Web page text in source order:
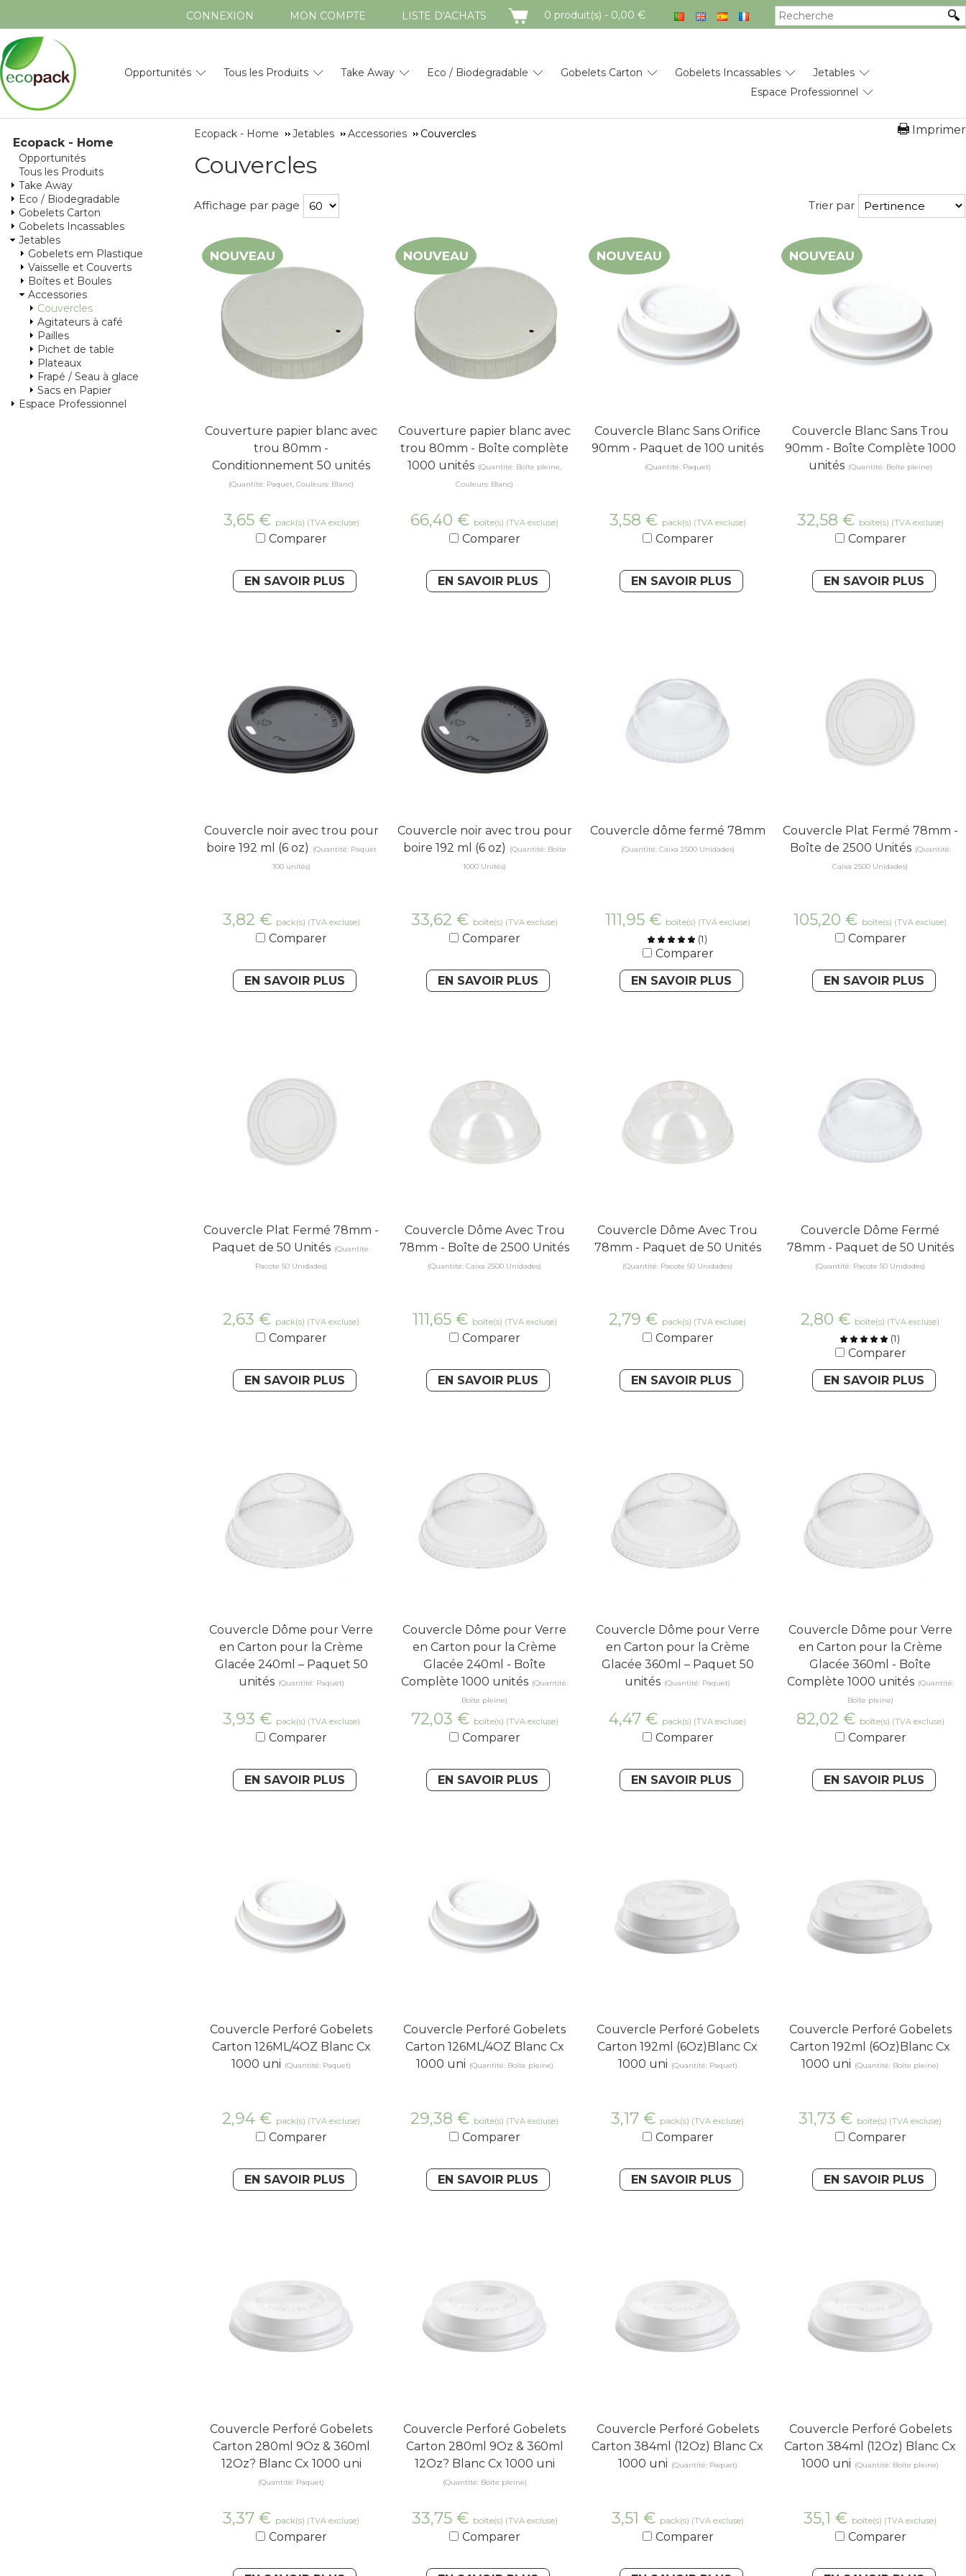
CONNEXION MON COMPTE LISTE D'ACHATS PANIER
0 produit(s) - 0,00 €
Opportunités Tous les Produits Take Away Eco / Biodegradable Gobelets Carton Gobelets Incassables
Jetables
Espace Professionnel
Ecopack - Home
Opportunités
Tous les Produits
Take Away
Eco / Biodegradable
Gobelets Carton
Gobelets Incassables
Jetables
Gobelets em Plastique
Vaisselle et Couverts
Boítes et Boules
Accessories
Couvercles
Agitateurs à café
Pailles
Pichet de table
Plateaux
Frapé / Seau à glace
Sacs en Papier
Espace Professionnel
Imprimer
Ecopack - Home Jetables Accessories Couvercles
Couvercles
Affichage par page Trier par
NOUVEAU
Couverture papier blanc avec
trou 80mm -
Conditionnement 50 unités
(Quantité: Paquet, Couleurs: Blanc)
3,65 € pack(s) (TVA excluse)
Comparer
EN SAVOIR PLUS
NOUVEAU
Couverture papier blanc avec
trou 80mm - Boîte complète
1000 unités (Quantité: Boîte pleine,
Couleurs: Blanc)
66,40 € boîte(s) (TVA excluse)
Comparer
EN SAVOIR PLUS
NOUVEAU
Couvercle Blanc Sans Orifice
90mm - Paquet de 100 unités
(Quantité: Paquet)
3,58 € pack(s) (TVA excluse)
Comparer
EN SAVOIR PLUS
NOUVEAU
Couvercle Blanc Sans Trou
90mm - Boîte Complète 1000
unités (Quantité: Boîte pleine)
32,58 € boîte(s) (TVA excluse)
Comparer
EN SAVOIR PLUS
Couvercle noir avec trou pour
boire 192 ml (6 oz)
(Quantité: Paquet
100 unitès)
3,82 € pack(s) (TVA excluse)
Comparer
EN SAVOIR PLUS
Couvercle noir avec trou pour
boire 192 ml (6 oz)
(Quantité: Boîte
1000 Unités)
33,62 € boîte(s) (TVA excluse)
Comparer
EN SAVOIR PLUS
Couvercle dôme fermé 78mm
(Quantité: Caixa 2500 Unidades)
111,95 € boîte(s) (TVA excluse)
(1)
Comparer
EN SAVOIR PLUS
Couvercle Plat Fermé 78mm -
Boîte de 2500 Unités (Quantité:
Caixa 2500 Unidades)
105,20 € boîte(s) (TVA excluse)
Comparer
EN SAVOIR PLUS
Couvercle Plat Fermé 78mm -
Paquet de 50 Unités (Quantité:
Pacote 50 Unidades)
2,63 € pack(s) (TVA excluse)
Comparer
EN SAVOIR PLUS
Couvercle Dôme Avec Trou
78mm - Boîte de 2500 Unités
(Quantité: Caixa 2500 Unidades)
111,65 € boîte(s) (TVA excluse)
Comparer
EN SAVOIR PLUS
Couvercle Dôme Avec Trou
78mm - Paquet de 50 Unités
(Quantité: Pacote 50 Unidades)
2,79 € pack(s) (TVA excluse)
Comparer
EN SAVOIR PLUS
Couvercle Dôme Fermé
78mm - Paquet de 50 Unités
(Quantité: Pacote 50 Unidades)
2,80 € boîte(s) (TVA excluse)
(1)
Comparer
EN SAVOIR PLUS
Couvercle Dôme pour Verre
en Carton pour la Crème
Glacée 240ml – Paquet 50
unités (Quantité: Paquet)
3,93 € pack(s) (TVA excluse)
Comparer
EN SAVOIR PLUS
Couvercle Dôme pour Verre
en Carton pour la Crème
Glacée 240ml - Boîte
Complète 1000 unités (Quantité:
Boîte pleine)
72,03 € boîte(s) (TVA excluse)
Comparer
EN SAVOIR PLUS
Couvercle Dôme pour Verre
en Carton pour la Crème
Glacée 360ml – Paquet 50
unités (Quantité: Paquet)
4,47 € pack(s) (TVA excluse)
Comparer
EN SAVOIR PLUS
Couvercle Dôme pour Verre
en Carton pour la Crème
Glacée 360ml - Boîte
Complète 1000 unités (Quantité:
Boîte pleine)
82,02 € boîte(s) (TVA excluse)
Comparer
EN SAVOIR PLUS
Couvercle Perforé Gobelets
Carton 126ML/4OZ Blanc Cx
1000 uni (Quantité: Paquet)
2,94 € pack(s) (TVA excluse)
Comparer
EN SAVOIR PLUS
Couvercle Perforé Gobelets
Carton 126ML/4OZ Blanc Cx
1000 uni (Quantité: Boîte pleine)
29,38 € boîte(s) (TVA excluse)
Comparer
EN SAVOIR PLUS
Couvercle Perforé Gobelets
Carton 192ml (6Oz)Blanc Cx
1000 uni (Quantité: Paquet)
3,17 € pack(s) (TVA excluse)
Comparer
EN SAVOIR PLUS
Couvercle Perforé Gobelets
Carton 192ml (6Oz)Blanc Cx
1000 uni (Quantité: Boîte pleine)
31,73 € boîte(s) (TVA excluse)
Comparer
EN SAVOIR PLUS
Couvercle Perforé Gobelets
Carton 280ml 9Oz & 360ml
12Oz? Blanc Cx 1000 uni
(Quantité: Paquet)
3,37 € pack(s) (TVA excluse)
Comparer
Couvercle Perforé Gobelets
Carton 280ml 9Oz & 360ml
12Oz? Blanc Cx 1000 uni
(Quantité: Boîte pleine)
33,75 € boîte(s) (TVA excluse)
Comparer
Couvercle Perforé Gobelets
Carton 384ml (12Oz) Blanc Cx
1000 uni (Quantité: Paquet)
3,51 € pack(s) (TVA excluse)
Comparer
Couvercle Perforé Gobelets
Carton 384ml (12Oz) Blanc Cx
1000 uni (Quantité: Boîte pleine)
35,1 € boîte(s) (TVA excluse)
Comparer